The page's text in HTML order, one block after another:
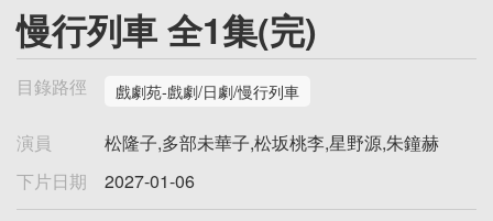
慢行列車 全1集(完)
目錄路徑 戲劇苑-戲劇/日劇/慢行列車
演員
松隆子,多部未華子,松坂桃李,星野源,朱鐘赫
下片日期
2027-01-06